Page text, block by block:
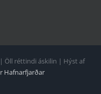
Öll réttindi áskilin | Hýst af
Hafnarfjarðar